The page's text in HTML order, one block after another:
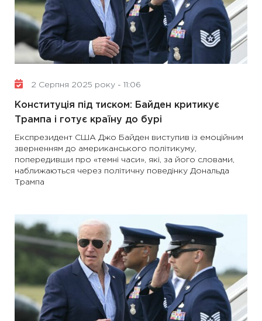
2 Серпня 2025 року - 11:06
Конституція під тиском: Байден критикує
Трампа і готує країну до бурі
Експрезидент США Джо Байден виступив із емоційним
зверненням до американського політикуму,
попередивши про «темні часи», які, за його словами,
наближаються через політичну поведінку Дональда
Трампа